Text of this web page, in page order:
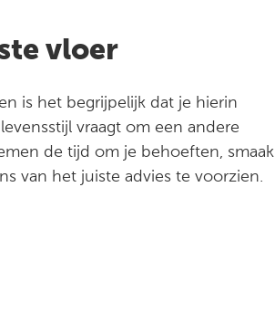
vloer
is het begrijpelijk dat je hierin
vraagt om een andere
de tijd om je behoeften, smaak
van het juiste advies te voorzien.